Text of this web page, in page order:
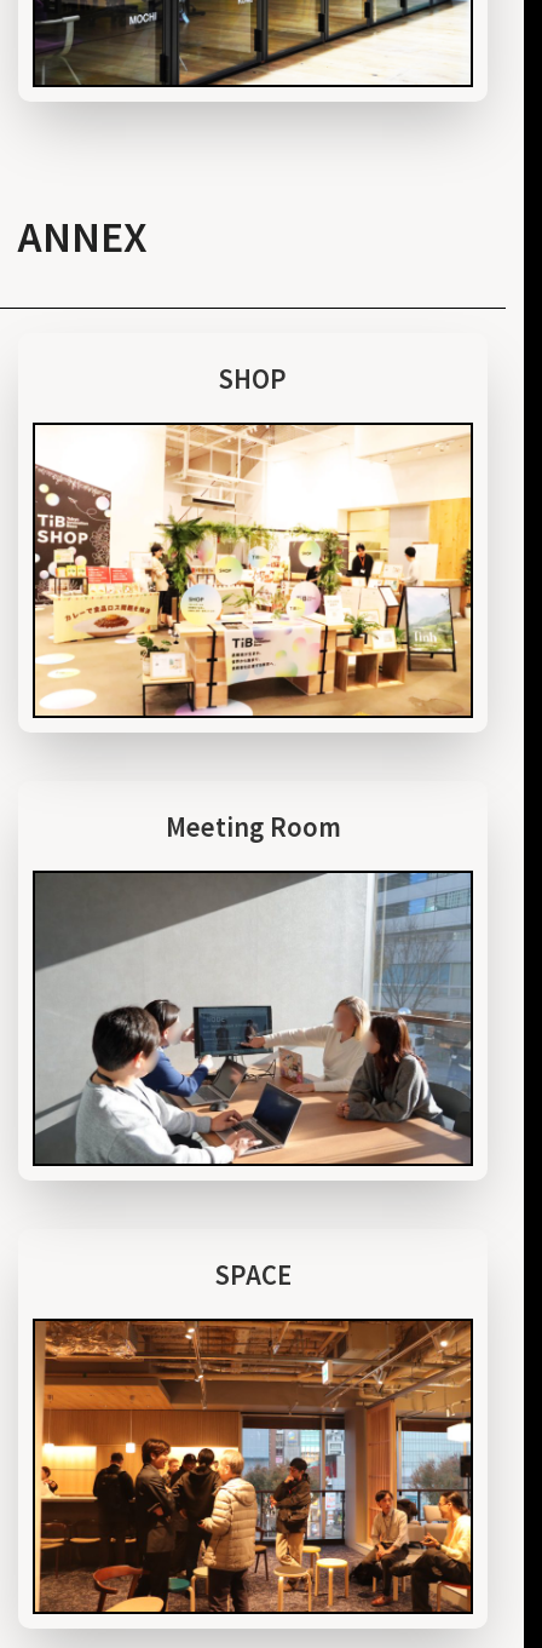
ANNEX
SHOP
Meeting Room
SPACE